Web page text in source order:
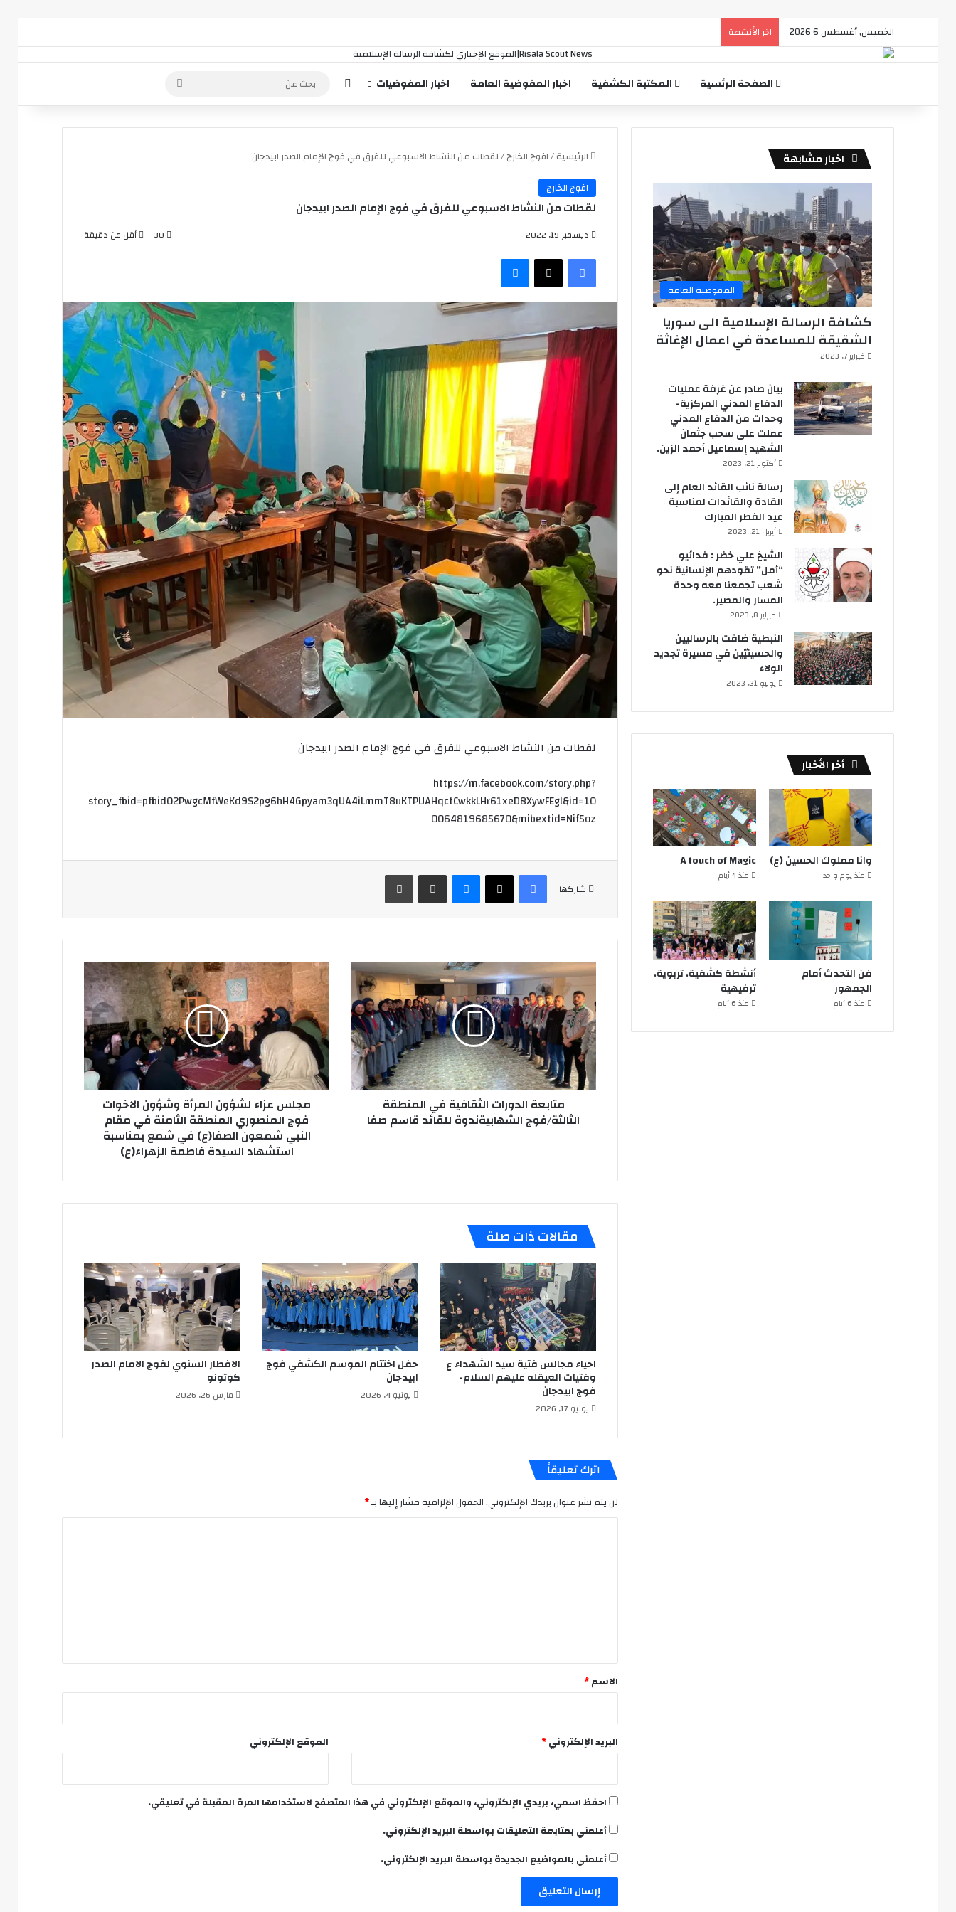
الخميس, أغسطس 6 2026 اخر الأنشطة
الصفحة الرئسية المكتبة الكشفية اخبار المفوضية العامة اخبار المفوضيات إضافة عمود جانبي
عن
الرئيسية/افوج الخارج/لقطات من النشاط الاسبوعي للفرق في فوج الإمام الصدر ابيدجان
افوج الخارج
لقطات من النشاط الاسبوعي للفرق في فوج الإمام الصدر ابيدجان
ديسمبر 19, 2022 30 أقل من دقيقة
فيسبوك
‫X ماسنجر
لقطات من النشاط الاسبوعي للفرق في فوج الإمام الصدر ابيدجان
https://m.facebook.com/story.php?
story_fbid=pfbid02PwgcMfWeKd9S2pg6hH4Gpyam3qUA4iLmmT8uKTPUAHqctCwkkLHr61xeD8XywFEgl&id=10
0064819685670&mibextid=Nif5oz
شاركها
فيسبوك
‫X ماسنجر مشاركة عبر البريد طباعة
متابعة
الدورات
الثقافية
في
المنطقة
الثالثة/
فوج
الشهابيةندوة
للقائد
متابعة الدورات الثقافية في المنطقة
الثالثة/فوج الشهابيةندوة للقائد قاسم صفا
مجلس
عزاء
لشؤون
المرأة
وشؤون
الاخوات
فوج
المنصوري
المنطقة
الثامنة
مقام
الصفا(ع)
شمع
فاطمة
الزهراء(ع)
مجلس عزاء لشؤون المرأة وشؤون الاخوات
فوج المنصوري المنطقة الثامنة في مقام
النبي شمعون الصفا(ع) في شمع بمناسبة
استشهاد السيدة فاطمة الزهراء(ع)
مقالات ذات صلة
احياء مجالس فتية سيد الشهداء ع
وفتيات العيقله عليهم السلام-
فوج ابيدجان
يونيو 17, 2026
حفل اختتام الموسم الكشفي فوج
ابيدجان
يونيو 4, 2026
الافطار السنوي لفوج الامام الصدر
كوتونو
مارس 26, 2026
اترك تعليقاً
لن يتم نشر عنوان بريدك الإلكتروني.الحقول الإلزامية مشار إليها بـ*
*
الاسم*
البريد الإلكتروني* الموقع الإلكتروني
احفظ اسمي، بريدي الإلكتروني، والموقع الإلكتروني في هذا المتصفح لاستخدامها المرة المقبلة في تعليقي.
أعلمني بمتابعة التعليقات بواسطة البريد الإلكتروني.
أعلمني بالمواضيع الجديدة بواسطة البريد الإلكتروني.
اخبار مشابهة
المفوضية العامة
كشافة الرسالة الإسلامية الى سوريا
الشقيقة للمساعدة في اعمال الإغاثة
فبراير 7, 2023
بيان صادر عن غرفة عمليات
الدفاع المدني المركزية-
وحدات من الدفاع المدني
عملت على سحب جثمان
الشهيد إسماعيل أحمد الزين.
أكتوبر 21, 2023
رسالة نائب القائد العام إلى
القادة والقائدات لمناسبة
عيد الفطر المبارك
أبريل 21, 2023
الشيخ علي خضر : فدائيو
“أمل” تقودهم الإنسانية نحو
شعب تجمعنا معه وحدة
المسار والمصير.
فبراير 8, 2023
النبطية ضاقت بالرساليين
والحسينيّين في مسيرة تجديد
الولاء
يوليو 31, 2023
أخر الأخبار
وانا مملوك الحسين (ع)
منذ يوم واحد
A touch of Magic
منذ 4 أيام
فن التحدث أمام
الجمهور
منذ 6 أيام
أنشطة كشفية، تربوية،
ترفيهية
منذ 6 أيام